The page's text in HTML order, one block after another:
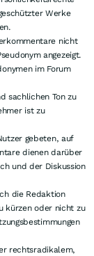
Werke
nicht
angezeigt.
im Forum
sachlichen Ton zu
ist zu
gebeten, auf
dienen darüber
und der Diskussion
die Redaktion
kürzen oder nicht zu
rechtsradikalem,